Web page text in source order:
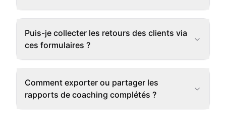
Puis-je collecter les retours des clients via
ces formulaires ?
Comment exporter ou partager les
rapports de coaching complétés ?